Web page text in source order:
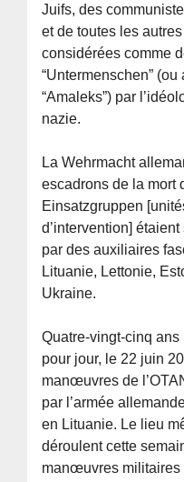
Juifs, des
et de toutes les
considérées comme
“Untermenschen” (ou
“Amaleks”) par
nazie.
La Wehrmacht
escadrons de la mort
Einsatzgruppen
d’intervention]
par des auxiliaires
Lituanie, Lettonie,
Ukraine.
Quatre-vingt-cinq ans
pour jour, le 22 juin
manœuvres de
par l’armée
en Lituanie. Le lieu
déroulent cette
manœuvres militaires